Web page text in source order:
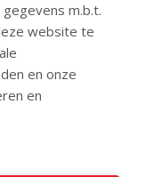
m.b.t.
website te
en onze
en